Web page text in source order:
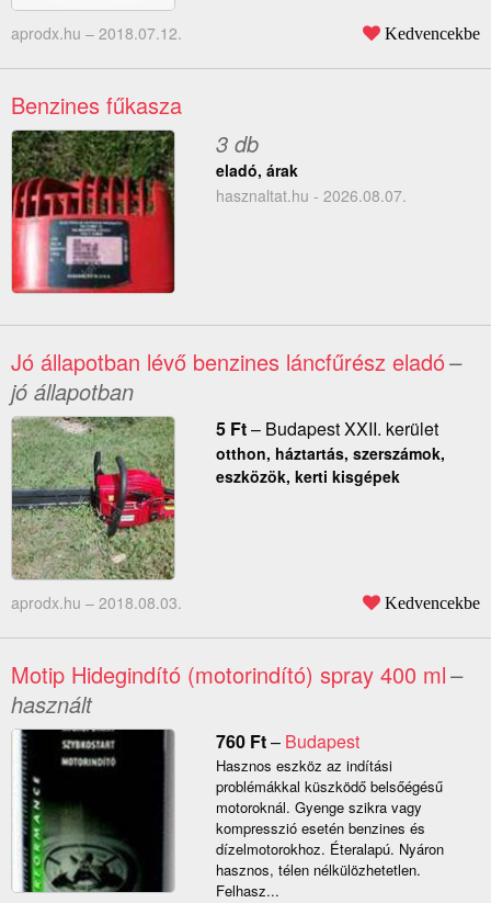
aprodx.hu – 2018.07.12. Kedvencekbe
Benzines fűkasza
3 db
eladó, árak
hasznaltat.hu - 2026.08.07.
Jó állapotban lévő benzines láncfűrész eladó–
jó állapotban
5 Ft– Budapest XXII. kerület
otthon, háztartás, szerszámok,
eszközök, kerti kisgépek
aprodx.hu – 2018.08.03. Kedvencekbe
Motip Hidegindító (motorindító) spray 400 ml–
használt
760 Ft– Budapest
Hasznos eszköz az indítási
problémákkal küszködő belsőégésű
motoroknál. Gyenge szikra vagy
kompresszió esetén benzines és
dízelmotorokhoz. Éteralapú. Nyáron
hasznos, télen nélkülözhetetlen.
Felhasz...